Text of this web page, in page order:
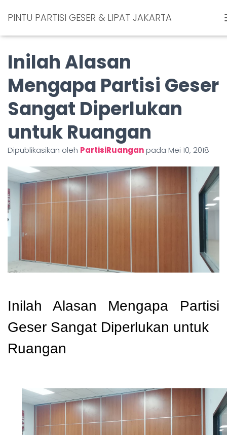
PINTU PARTISI GESER & LIPAT JAKARTA
Inilah Alasan
Mengapa Partisi Geser
Sangat Diperlukan
untuk Ruangan
Dipublikasikan oleh PartisiRuangan pada Mei 10, 2018
Inilah Alasan Mengapa Partisi
Geser Sangat Diperlukan untuk
Ruangan